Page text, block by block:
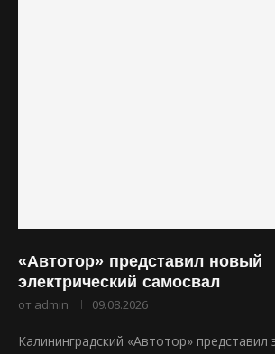
«Автотор» представил новый
электрический самосвал
от admin 09.08.2026
Калининградский «Автотор» представил